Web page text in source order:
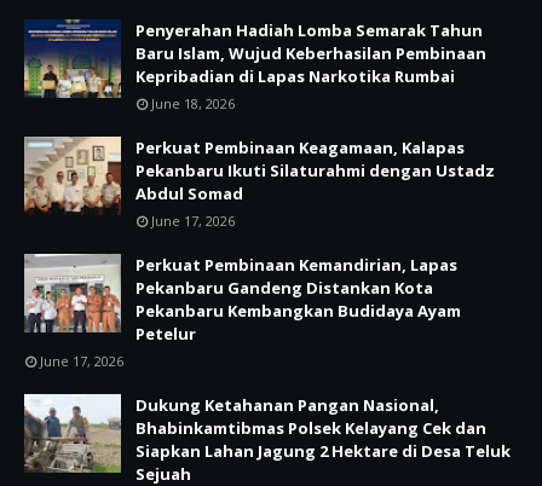
Penyerahan Hadiah Lomba Semarak Tahun
Baru Islam, Wujud Keberhasilan Pembinaan
Kepribadian di Lapas Narkotika Rumbai
June 18, 2026
Perkuat Pembinaan Keagamaan, Kalapas
Pekanbaru Ikuti Silaturahmi dengan Ustadz
Abdul Somad
June 17, 2026
Perkuat Pembinaan Kemandirian, Lapas
Pekanbaru Gandeng Distankan Kota
Pekanbaru Kembangkan Budidaya Ayam
Petelur
June 17, 2026
Dukung Ketahanan Pangan Nasional,
Bhabinkamtibmas Polsek Kelayang Cek dan
Siapkan Lahan Jagung 2 Hektare di Desa Teluk
Sejuah